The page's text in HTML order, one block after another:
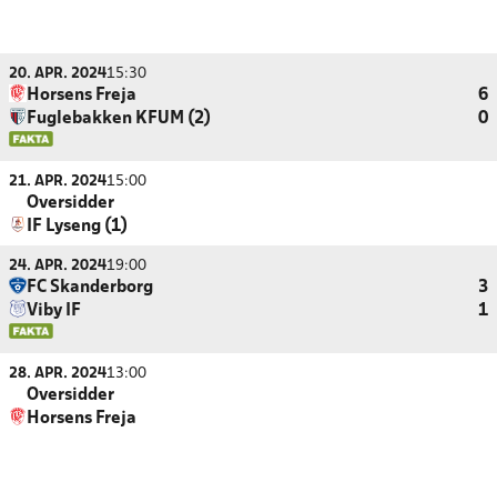
20. APR. 202415:30
Horsens Freja
6
Fuglebakken KFUM (2)
0
21. APR. 202415:00
Oversidder
IF Lyseng (1)
24. APR. 202419:00
FC Skanderborg
3
Viby IF
1
28. APR. 202413:00
Oversidder
Horsens Freja